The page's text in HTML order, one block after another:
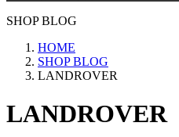
SHOP BLOG
HOME
SHOP BLOG
LANDROVER
LANDROVER